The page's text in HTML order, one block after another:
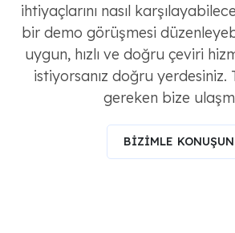
ihtiyaçlarını nasıl
bir demo görüşmesi
uygun, hızlı ve doğru çeviri
istiyorsanız doğru yerdesiniz.
gereken bize
BİZİMLE KONUŞUN